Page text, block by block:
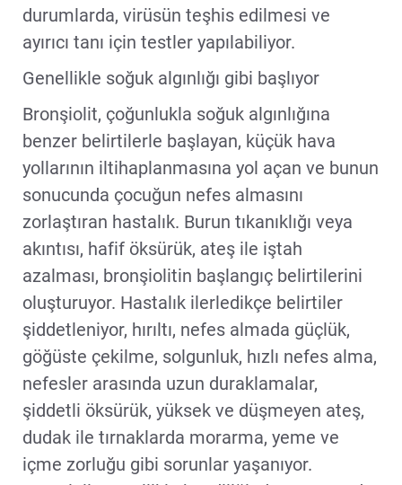
durumlarda, virüsün teşhis edilmesi ve
ayırıcı tanı için testler yapılabiliyor.
Genellikle soğuk algınlığı gibi başlıyor
Bronşiolit, çoğunlukla soğuk algınlığına
benzer belirtilerle başlayan, küçük hava
yollarının iltihaplanmasına yol açan ve bunun
sonucunda çocuğun nefes almasını
zorlaştıran hastalık. Burun tıkanıklığı veya
akıntısı, hafif öksürük, ateş ile iştah
azalması, bronşiolitin başlangıç belirtilerini
oluşturuyor. Hastalık ilerledikçe belirtiler
şiddetleniyor, hırıltı, nefes almada güçlük,
göğüste çekilme, solgunluk, hızlı nefes alma,
nefesler arasında uzun duraklamalar,
şiddetli öksürük, yüksek ve düşmeyen ateş,
dudak ile tırnaklarda morarma, yeme ve
içme zorluğu gibi sorunlar yaşanıyor.